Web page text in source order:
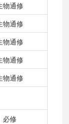
物通修
物通修
物通修
物通修
物通修
必修